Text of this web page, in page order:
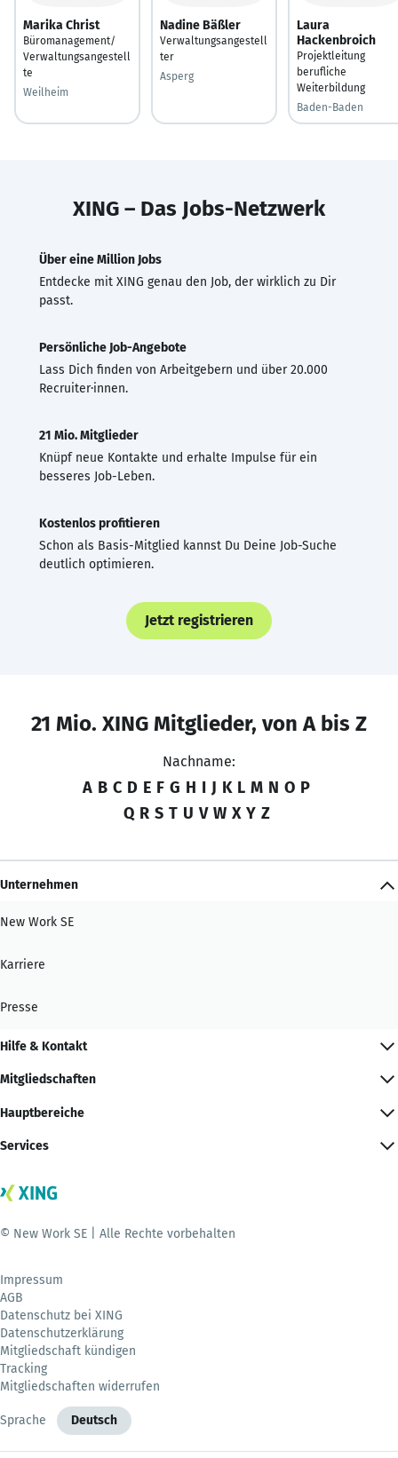
Marika Christ
Büromanagement/
Verwaltungsangestell
te
Weilheim
Nadine Bäßler
Verwaltungsangestell
ter
Asperg
Laura
Hackenbroich
Projektleitung
berufliche
Weiterbildung
Baden-Baden
XING – Das Jobs-Netzwerk
Über eine Million Jobs
Entdecke mit XING genau den Job, der wirklich zu Dir
passt.
Persönliche Job-Angebote
Lass Dich finden von Arbeitgebern und über 20.000
Recruiter·innen.
21 Mio. Mitglieder
Knüpf neue Kontakte und erhalte Impulse für ein
besseres Job-Leben.
Kostenlos profitieren
Schon als Basis-Mitglied kannst Du Deine Job-Suche
deutlich optimieren.
Jetzt registrieren
21 Mio. XING Mitglieder, von A bis Z
Nachname:
A B C D E F G H I J K L M N O P
Q R S T U V W X Y Z
Unternehmen
New Work SE
Karriere
Presse
Hilfe & Kontakt
Mitgliedschaften
Hauptbereiche
Services
© New Work SE | Alle Rechte vorbehalten
Impressum
AGB
Datenschutz bei XING
Datenschutzerklärung
Mitgliedschaft kündigen
Tracking
Mitgliedschaften widerrufen
Sprache Deutsch